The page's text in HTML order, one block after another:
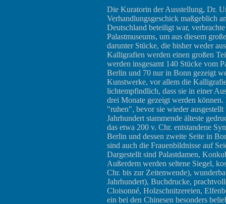
Die Kuratorin der Ausstellung, Dr.
Verhandlungsgeschick maßgeblich
Deutschland beteiligt war,
Palastmuseums, um aus diesem
darunter Stücke, die bisher weder
Kalligrafien werden einen großen
werden insgesamt 140 Stücke vom
Berlin und 70 nur in Bonn gezeigt
Kunstwerke, vor allem die
lichtempfindlich, dass sie in einer
drei Monate gezeigt werden können.
"ruhen", bevor sie wieder
Jahrhundert stammende älteste
das etwa 200 v. Chr. entstandene
Berlin und dessen zweite Seite in
sind auch die Frauenbildnisse auf
Dargestellt sind Palastdamen,
Außerdem werden seltene Siegel,
Chr. bis zur Zeitenwende),
Jahrhundert), Buchdrucke,
Cloisonné, Holzschnitzereien,
ein bei den Chinesen besonders